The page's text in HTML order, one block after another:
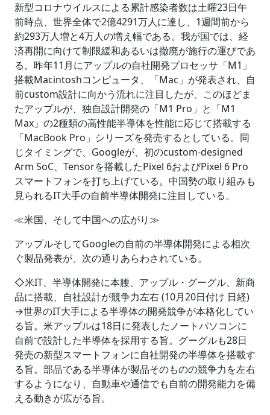
新型コロナウイルスによる累計感染者数は土曜23日午
前時点、世界全体で2億4291万人に達し、1週間前から
約293万人増と4万人の増え幅である。我が国では、経
済再開に向けて制限緩和あるいは撤廃が施行の運びであ
る。昨年11月にアップルの自社開発プロセッサ「M1」
搭載Macintoshコンピュータ、「Mac」が発表され、自
前custom設計に向かう流れに注目したが、このほどま
たアップルが、独自設計開発の「M1 Pro」と「M1
Max」の2種類の高性能半導体を性能に応じて搭載する
「MacBook Pro」シリーズを発売するとしている。同
じタイミングで、Googleが、初のcustom-designed
Arm SoC、Tensorを搭載したPixel 6およびPixel 6 Pro
スマートフォンを打ち上げている。中国勢の取り組みも
見られるIT大手の自前半導体開発に注目している。
≪米国、そして中国への広がり≫
アップルそしてGoogleの自前の半導体開発による相次
ぐ製品発表が、次の通りあらわされている。
◇米IT、半導体開発に本腰、アップル・グーグル、新商
品に搭載、自社設計が競争力左右 (10月20日付け 日経)
→世界のIT大手による半導体の開発競争が本格化してい
る旨。米アップルは18日に発表したノートパソコンに
自前で設計した半導体を採用する旨。グーグルも28日
発売の新型スマートフォンに自社開発の半導体を搭載す
る旨。部品である半導体が製品そのものの競争力を左右
するようになり、自動車や通信でも自前の開発能力を備
える動きが広がる旨。